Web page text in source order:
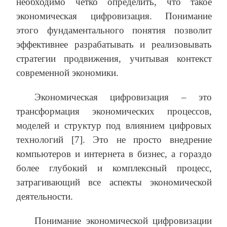
экономическая цифровизация. Понимание
этого фундаментального понятия позволит
эффективнее разрабатывать и реализовывать
стратегии продвижения, учитывая контекст
современной экономики.
Экономическая цифровизация – это
трансформация экономических процессов,
моделей и структур под влиянием цифровых
технологий [7]. Это не просто внедрение
компьютеров и интернета в бизнес, а гораздо
более глубокий и комплексный процесс,
затрагивающий все аспекты экономической
деятельности.
Понимание экономической цифровизации